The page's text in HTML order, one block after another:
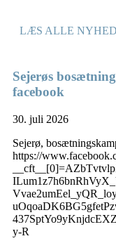
LÆS ALLE
Sejerøs
facebook
30. juli 2026
Sejerø,
https://
y-R